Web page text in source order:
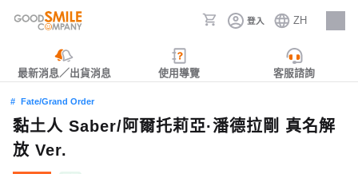
登入 ZH
人才招募
最新消息／出貨消息 使用導覽 客服諮詢
Fate/Grand Order
黏土人 Saber/阿爾托莉亞·潘德拉剛 真名解
放 Ver.